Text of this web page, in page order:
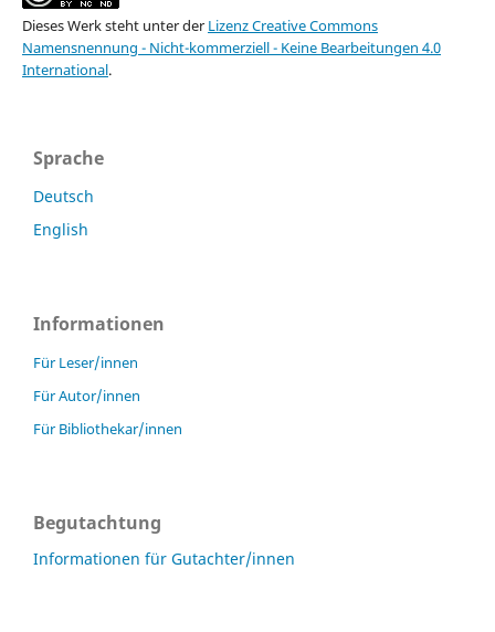
Dieses Werk steht unter der Lizenz Creative Commons
Namensnennung - Nicht-kommerziell - Keine Bearbeitungen 4.0
International.
Sprache
Deutsch
English
Informationen
Für Leser/innen
Für Autor/innen
Für Bibliothekar/innen
Begutachtung
Informationen für Gutachter/innen